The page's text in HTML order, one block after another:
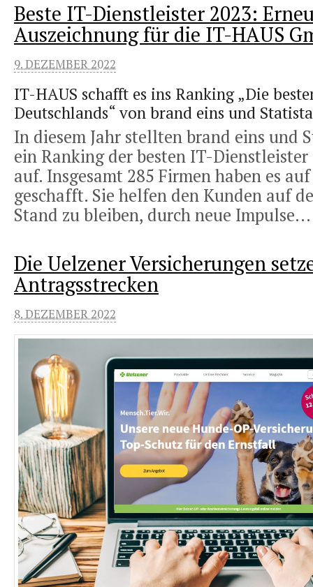
Beste IT-Dienstleister 2023:
Auszeichnung für die IT-HAUS
9. DEZEMBER 2022
IT-HAUS schafft es ins Ranking „Die
Deutschlands“ von brand eins und Statista
In diesem Jahr stellten brand eins und
ein Ranking der besten IT-
auf. Insgesamt 285 Firmen haben es
geschafft. Sie helfen den Kunden auf
Stand zu bleiben, durch neue
Die Uelzener Versicherungen
Antragsstrecken
8. DEZEMBER 2022